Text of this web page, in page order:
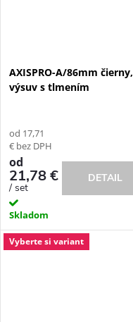
AXISPRO-A/86mm čierny,
výsuv s tlmením
od 17,71
€ bez DPH
od
21,78 €
/ set
Skladom
DETAIL
Vyberte si variant